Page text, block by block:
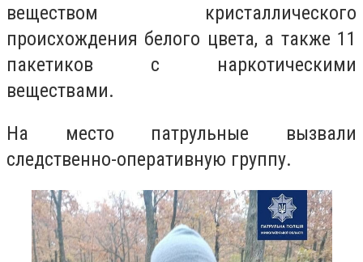
веществом кристаллического
происхождения белого цвета, а также 11
пакетиков с наркотическими
веществами.
На место патрульные вызвали
следственно-оперативную группу.